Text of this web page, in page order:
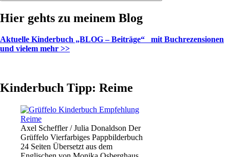
sie
zu
gibt“
Hier gehts zu meinem Blog
Aktuelle Kinderbuch „BLOG – Beiträge“ mit Buchrezensionen
und vielem mehr >>
Kinderbuch Tipp: Reime
Axel Scheffler / Julia Donaldson Der
Grüffelo Vierfarbiges Pappbilderbuch
24 Seiten Übersetzt aus dem